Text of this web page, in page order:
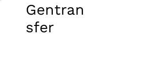
Gentran
sfer